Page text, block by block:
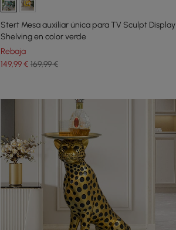
Stert Mesa auxiliar única para TV Sculpt Display
Shelving en color verde
Rebaja
149,99€ 169,99 €